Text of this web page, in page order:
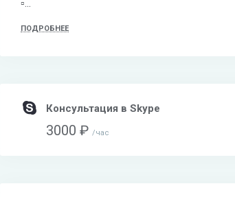
▫️...
ПОДРОБНЕЕ
Консультация в Skype
3000 ₽ час